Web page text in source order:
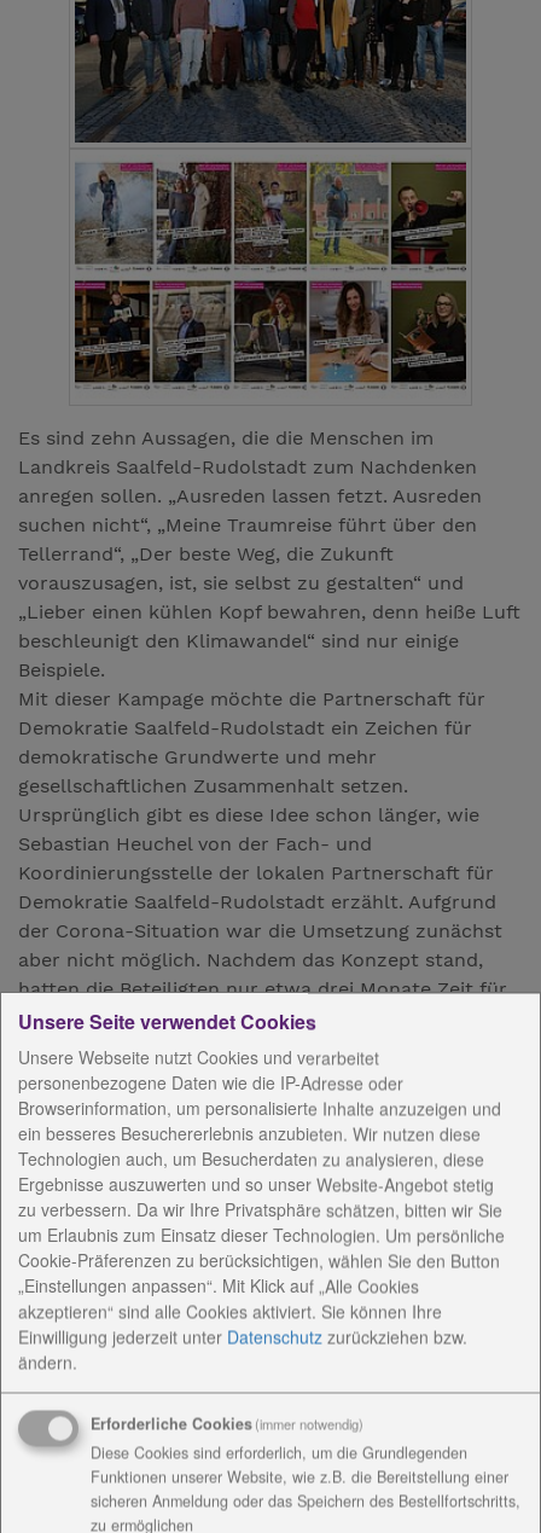
Es sind zehn Aussagen, die die Menschen im
Landkreis Saalfeld-Rudolstadt zum Nachdenken
anregen sollen. „Ausreden lassen fetzt. Ausreden
suchen nicht“, „Meine Traumreise führt über den
Tellerrand“, „Der beste Weg, die Zukunft
vorauszusagen, ist, sie selbst zu gestalten“ und
„Lieber einen kühlen Kopf bewahren, denn heiße Luft
beschleunigt den Klimawandel“ sind nur einige
Beispiele.
Mit dieser Kampage möchte die Partnerschaft für
Demokratie Saalfeld-Rudolstadt ein Zeichen für
demokratische Grundwerte und mehr
gesellschaftlichen Zusammenhalt setzen.
Ursprünglich gibt es diese Idee schon länger, wie
Sebastian Heuchel von der Fach- und
Koordinierungsstelle der lokalen Partnerschaft für
Demokratie Saalfeld-Rudolstadt erzählt. Aufgrund
der Corona-Situation war die Umsetzung zunächst
aber nicht möglich. Nachdem das Konzept stand,
hatten die Beteiligten nur etwa drei Monate Zeit für
die Umsetzung.
Im Rahmen der Kampagne werden zehn
zivilgesellschaftlich und ehrenamtlich engagierte
Menschen aus der Region auf Plakaten porträtiert
und mit einem persönlichen Statement dargestellt.
„Ziel der Aktion ist es, Menschen, die sich für die
Demokratie einsetzen, ein Gesicht zu geben,
gesellschaftliches Engagement zu fördern und sich
gleichzeitig für eine solidarische Gemeinschaft und
ein intaktes Miteinander einzusetzen“, so Heuchel.
„Es soll ein positives Signal sein.“
Menschen aus dem Ehrenamt im Fokus
Stellen, an denen etwas schief läuft oder eben nicht
ganz perfekt ist. „Wir haben aber auch viele Bereiche,
in denen alles sehr gut läuft“, und darauf wolle man
mit der Kampagne den Fokus richten. Damit soll
Unsere Seite verwendet Cookies
Unsere Webseite nutzt Cookies und verarbeitet
personenbezogene Daten wie die IP-Adresse oder
Browserinformation, um personalisierte Inhalte anzuzeigen und
ein besseres Besuchererlebnis anzubieten. Wir nutzen diese
Technologien auch, um Besucherdaten zu analysieren, diese
Ergebnisse auszuwerten und so unser Website-Angebot stetig
zu verbessern. Da wir Ihre Privatsphäre schätzen, bitten wir Sie
um Erlaubnis zum Einsatz dieser Technologien. Um persönliche
Cookie-Präferenzen zu berücksichtigen, wählen Sie den Button
„Einstellungen anpassen“. Mit Klick auf „Alle Cookies
akzeptieren“ sind alle Cookies aktiviert. Sie können Ihre
Einwilligung jederzeit unter Datenschutz zurückziehen bzw.
ändern.
Erforderliche Cookies(immer notwendig)
Diese Cookies sind erforderlich, um die Grundlegenden
Funktionen unserer Website, wie z.B. die Bereitstellung einer
sicheren Anmeldung oder das Speichern des Bestellfortschritts,
zu ermöglichen